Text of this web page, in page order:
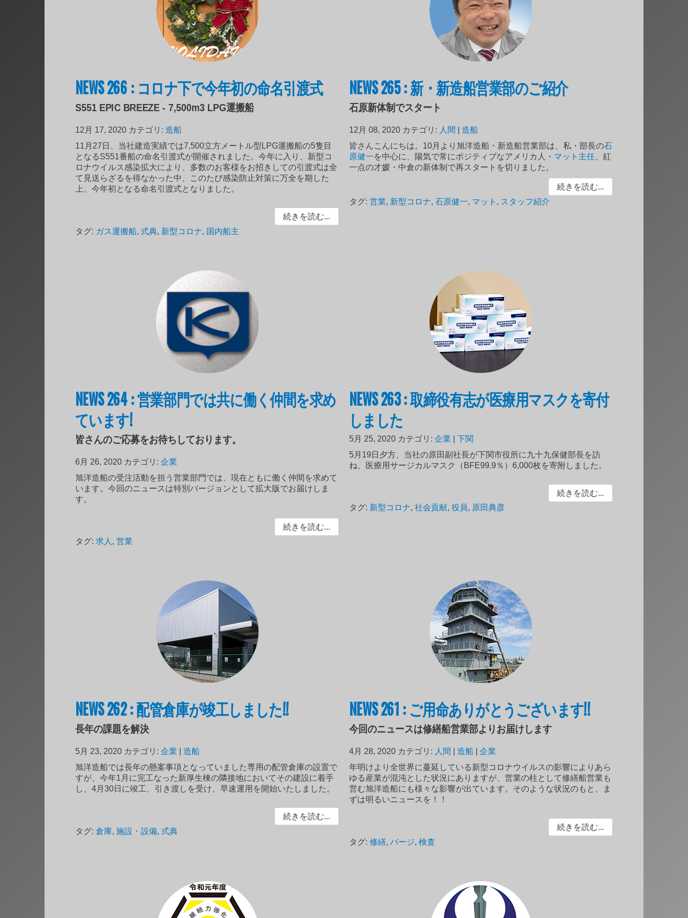
NEWS 266 : コロナ下で今年初の命名引渡式
S551 EPIC BREEZE - 7,500m3 LPG運搬船
12月 17, 2020 カテゴリ:造船
11月27日、当社建造実績では7,500立方メートル型LPG運搬船の5隻目
となるS551番船の命名引渡式が開催されました。今年に入り、新型コ
ロナウイルス感染拡大により、多数のお客様をお招きしての引渡式は全
て見送らざるを得なかった中、このたび感染防止対策に万全を期した
上、今年初となる命名引渡式となりました。
続きを読む...
タグ: ガス運搬船,式典, 新型コロナ, 国内船主
NEWS 265 : 新・新造船営業部のご紹介
石原新体制でスタート
12月 08, 2020 カテゴリ: 人間
造船
皆さんこんにちは。10月より旭洋造船・新造船営業部は、私・部長の石
原健一を中心に、陽気で常にポジティブなアメリカ人・ マット主任、紅
一点の才媛・中倉の新体制で再スタートを切りました。
続きを読む...
タグ: 営業, 新型コロナ, 石原健一, マット , スタッフ紹介
NEWS 264 : 営業部門では共に働く仲間を求め
ています!
皆さんのご応募をお待ちしております。
6月 26, 2020 カテゴリ:企業
旭洋造船の受注活動を担う営業部門では、現在ともに働く仲間を求めて
います。今回のニュースは特別バージョンとして拡大版でお届けしま
す。
続きを読む...
タグ:求人 ,営業
NEWS 263 : 取締役有志が医療用マスクを寄付
しました
5月 25, 2020 カテゴリ: 企業
下関
5月19日夕方、当社の原田副社長が下関市役所に九十九保健部長を訪
ね、医療用サージカルマスク（BFE99.9％）6,000枚を寄附しました。
続きを読む...
タグ: 新型コロナ, 社会貢献, 役員, 原田典彦
NEWS 262 : 配管倉庫が竣工しました!!
長年の課題を解決
5月 23, 2020 カテゴリ:企業 |造船
旭洋造船では長年の懸案事項となっていました専用の配管倉庫の設置で
すが、今年1月に完工なった新厚生棟の隣接地においてその建設に着手
し、4月30日に竣工、引き渡しを受け、早速運用を開始いたしました。
続きを読む...
タグ:倉庫,施設・設備,式典
NEWS 261 : ご用命ありがとうございます!!
今回のニュースは修繕船営業部よりお届けします
4月 28, 2020 カテゴリ: 人間 造船| 企業
年明けより全世界に蔓延している新型コロナウイルスの影響によりあら
ゆる産業が混沌とした状況にありますが、営業の柱として修繕船営業も
営む旭洋造船にも様々な影響が出ています。そのような状況のもと、ま
ずは明るいニュースを！！
続きを読む...
タグ: 修繕, バージ, 検査